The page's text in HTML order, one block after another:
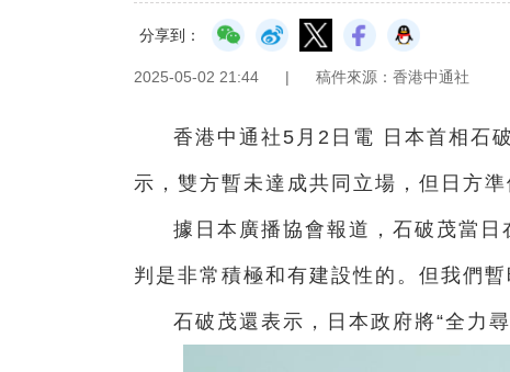
分享到：
2025-05-02 21:44 | 稿件來源：香港中通社
香港中通社5月2日電 日本首相石
示，雙方暫未達成共同立場，但日方
據日本廣播協會報道，石破茂當
判是非常積極和有建設性的。但我們
石破茂還表示，日本政府將“全力尋